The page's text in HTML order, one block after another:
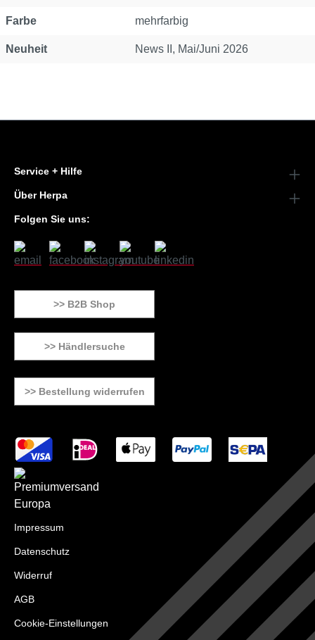
Farbe mehrfarbig
Neuheit News II, Mai/Juni 2026
Service + Hilfe
Über Herpa
Folgen Sie uns:
>> B2B Shop
>> Händlersuche
>> Bestellung widerrufen
Impressum
Datenschutz
Widerruf
AGB
Cookie-Einstellungen